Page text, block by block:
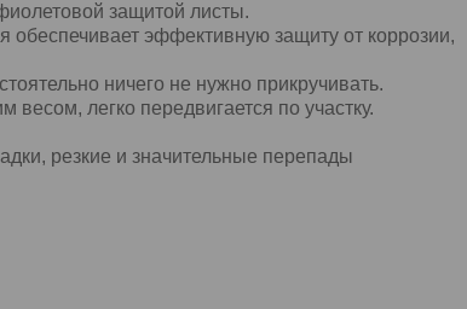
защитой листы.
эффективную защиту от коррозии,
ничего не нужно прикручивать.
легко передвигается по участку.
резкие и значительные перепады